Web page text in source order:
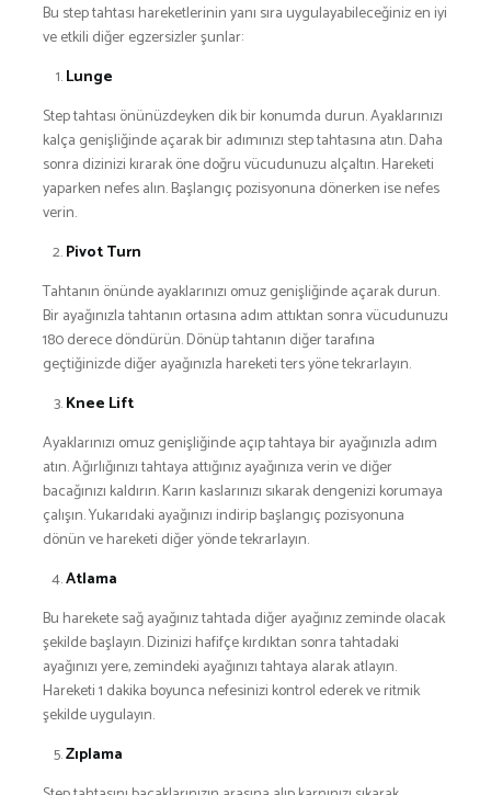
Bu step tahtası hareketlerinin yanı sıra uygulayabileceğiniz en iyi
ve etkili diğer egzersizler şunlar:
Lunge
Step tahtası önünüzdeyken dik bir konumda durun. Ayaklarınızı
kalça genişliğinde açarak bir adımınızı step tahtasına atın. Daha
sonra dizinizi kırarak öne doğru vücudunuzu alçaltın. Hareketi
yaparken nefes alın. Başlangıç pozisyonuna dönerken ise nefes
verin.
Pivot Turn
Tahtanın önünde ayaklarınızı omuz genişliğinde açarak durun.
Bir ayağınızla tahtanın ortasına adım attıktan sonra vücudunuzu
180 derece döndürün. Dönüp tahtanın diğer tarafına
geçtiğinizde diğer ayağınızla hareketi ters yöne tekrarlayın.
Knee Lift
Ayaklarınızı omuz genişliğinde açıp tahtaya bir ayağınızla adım
atın. Ağırlığınızı tahtaya attığınız ayağınıza verin ve diğer
bacağınızı kaldırın. Karın kaslarınızı sıkarak dengenizi korumaya
çalışın. Yukarıdaki ayağınızı indirip başlangıç pozisyonuna
dönün ve hareketi diğer yönde tekrarlayın.
Atlama
Bu harekete sağ ayağınız tahtada diğer ayağınız zeminde olacak
şekilde başlayın. Dizinizi hafifçe kırdıktan sonra tahtadaki
ayağınızı yere, zemindeki ayağınızı tahtaya alarak atlayın.
Hareketi 1 dakika boyunca nefesinizi kontrol ederek ve ritmik
şekilde uygulayın.
Zıplama